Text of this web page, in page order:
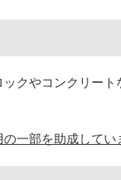
クやコンクリート
一部を助成してい